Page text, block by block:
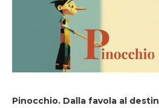
Pinocchio. Dalla favola al